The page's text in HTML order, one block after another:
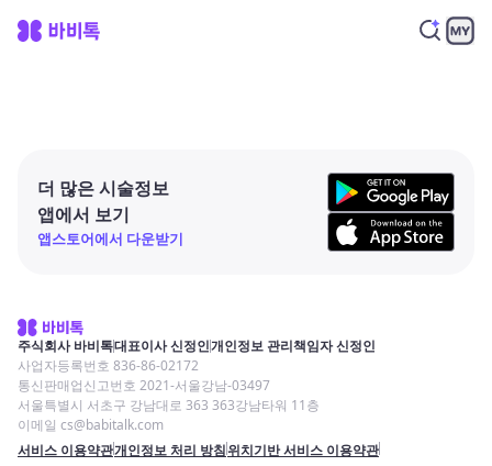
더 많은 시술정보
앱에서 보기
앱스토어에서 다운받기
주식회사 바비톡대표이사 신정인개인정보 관리책임자 신정인
사업자등록번호 836-86-02172
통신판매업신고번호 2021-서울강남-03497
서울특별시 서초구 강남대로 363 363강남타워 11층
이메일 cs@babitalk.com
서비스 이용약관개인정보 처리 방침위치기반 서비스 이용약관